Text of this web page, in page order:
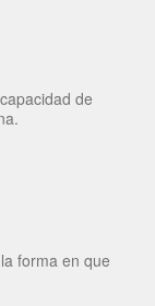
de
forma en que